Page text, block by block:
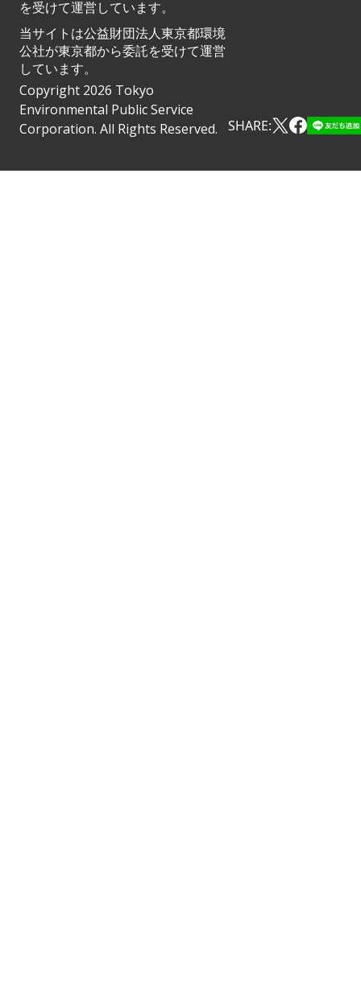
を受けて運営しています。
当サイトは公益財団法人東京都環境
公社が東京都から委託を受けて運営
しています。
Copyright 2026 Tokyo
Environmental Public Service
Corporation. All Rights Reserved.
SHARE: